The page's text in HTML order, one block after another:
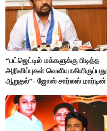
“பட்ஜெட்டில் மக்களுக்கு பிடித்த
அறிவிப்புகள் வெளியாகியிருப்பது
ஆறுதல்”- ஜோஸ் சார்லஸ் மார்டின்